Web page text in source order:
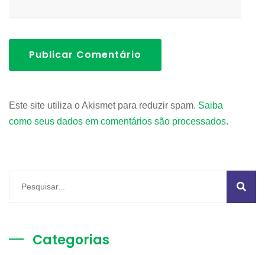
Publicar Comentário
Este site utiliza o Akismet para reduzir spam. Saiba
como seus dados em comentários são processados.
Categorias